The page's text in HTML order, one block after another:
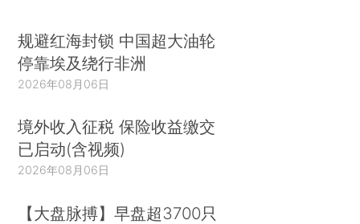
规避红海封锁 中国超大油轮
停靠埃及绕行非洲
2026年08月06日
境外收入征税 保险收益缴交
已启动(含视频)
2026年08月06日
【大盘脉搏】早盘超3700只